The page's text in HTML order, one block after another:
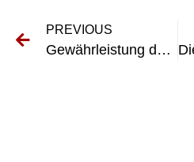
PREVIOUS
Gewährleistung der Sicherheit bei der Werftarbeit: DGUV V3-Prüfung verstehen